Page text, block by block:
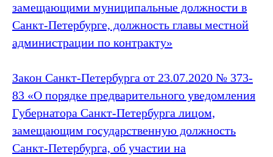
замещающими муниципальные должности в
Санкт‑Петербурге, должность главы местной
администрации по контракту»
Закон Санкт‑Петербурга от 23.07.2020 № 373-
83 «О порядке предварительного уведомления
Губернатора Санкт‑Петербурга лицом,
замещающим государственную должность
Санкт‑Петербурга, об участии на